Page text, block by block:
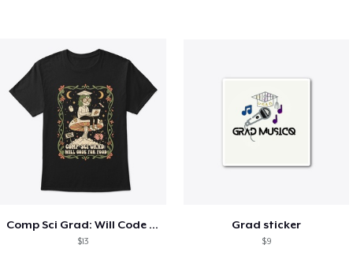
Comp Sci Grad: Will Code For Food
$13
Grad sticker
$9